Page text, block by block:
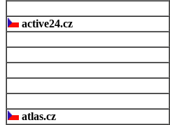
active24.cz
atlas.cz